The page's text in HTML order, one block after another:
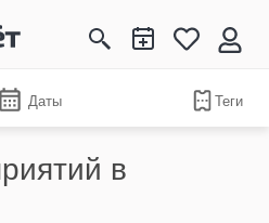
Даты Теги
в